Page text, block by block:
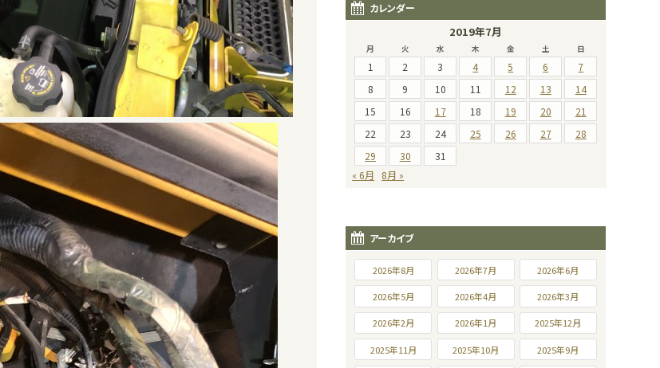
カレンダー
2019年7月
月 火 水 木 金 土 日
1 2 3 4 5 6
7
8
9 10 11 12 13
14
15
16 17 18 19 20
21
22
23 24 25 26 27
28
29
30
31
« 6月
8月 »
アーカイブ
2026年8月 2026年7月 2026年6月
2026年5月 2026年4月 2026年3月
2026年2月 2026年1月 2025年12月
2025年11月 2025年10月 2025年9月